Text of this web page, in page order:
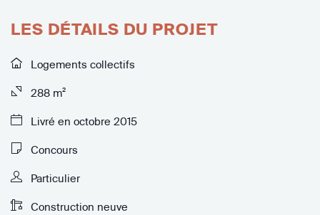
LES DÉTAILS DU PROJET
Logements collectifs
288 m²
Livré en octobre 2015
Concours
Particulier
Construction neuve